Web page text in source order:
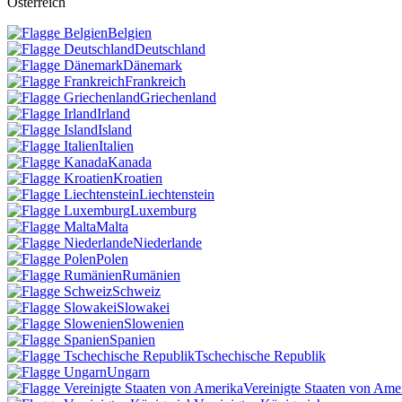
Belgien
Deutschland
Dänemark
Frankreich
Griechenland
Irland
Island
Italien
Kanada
Kroatien
Liechtenstein
Luxemburg
Malta
Niederlande
Polen
Rumänien
Schweiz
Slowakei
Slowenien
Spanien
Tschechische Republik
Ungarn
Vereinigte Staaten von